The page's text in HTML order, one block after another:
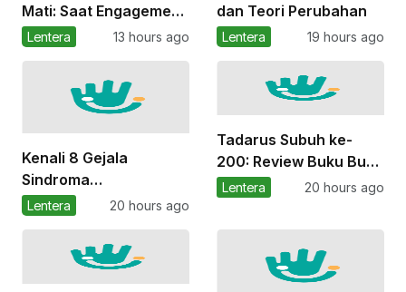
Mati: Saat Engagement
Merampas Privasi
Lentera 13 hours ago
dan Teori Perubahan
Lentera 19 hours ago
Kenali 8 Gejala
Sindroma
Pramenstruasi
Lentera 20 hours ago
Tadarus Subuh ke-
200: Review Buku Buat
Apa Menikah?
Lentera 20 hours ago